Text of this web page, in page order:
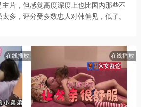
片，但感觉高度深度上也比国内那些不
多，评分受多数忠人对韩偏见，低了。